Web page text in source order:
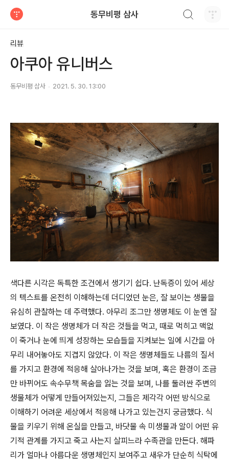
동무비평 삼사
리뷰
아쿠아 유니버스
동무비평 삼사 2021. 5. 30. 13:00
색다른 시각은 독특한 조건에서 생기기 쉽다. 난독증이 있어 세상
의 텍스트를 온전히 이해하는데 더디었던 눈은, 잘 보이는 생물을
유심히 관찰하는 데 주력했다. 아무리 조그만 생명체도 이 눈엔 잘
보였다. 이 작은 생명체가 더 작은 것들을 먹고, 때로 먹히고 맥없
이 죽거나 눈에 띄게 성장하는 모습들을 지켜보는 일에 시간을 아
무리 내어놓아도 지겹지 않았다. 이 작은 생명체들도 나름의 질서
를 가지고 환경에 적응해 살아나가는 것을 보며, 혹은 환경이 조금
만 바뀌어도 속수무책 목숨을 잃는 것을 보며, 나를 둘러싼 주변의
생물체가 어떻게 만들어져있는지 , 그들은 제각각 어떤 방식으로
이해하기 어려운 세상에서 적응해 나가고 있는건지 궁금했다. 식
물을 키우기 위해 온실을 만들고, 바닷물 속 미생물과 알이 어떤 유
기적 관계를 가지고 죽고 사는지 살피느라 수족관을 만든다. 해파
리가 얼마나 아름다운 생명체인지 보여주고 새우가 단순히 식탁에